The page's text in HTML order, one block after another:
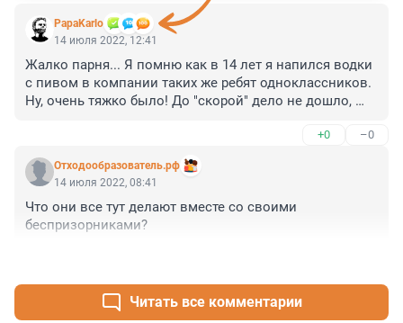
PapaKarlo
14 июля 2022, 12:41
Жалко парня... Я помню как в 14 лет я напился водки
с пивом в компании таких же ребят одноклассников.
Ну, очень тяжко было! До "скорой" дело не дошло,
+0 –0
Отходообразователь.рф
14 июля 2022, 08:41
Что они все тут делают вместе со своими
беспризорниками?
Читать все комментарии